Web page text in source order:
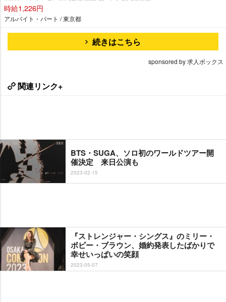
時給1,226円
アルバイト・パート / 東京都
続きはこちら
sponsored by 求人ボックス
関連リンク+
BTS・SUGA、ソロ初のワールドツアー開
催決定 来日公演も
2023-02-15
『ストレンジャー・シングス』のミリー・
ボビー・ブラウン、婚約発表したばかりで
幸せいっぱいの笑顔
2023-05-07